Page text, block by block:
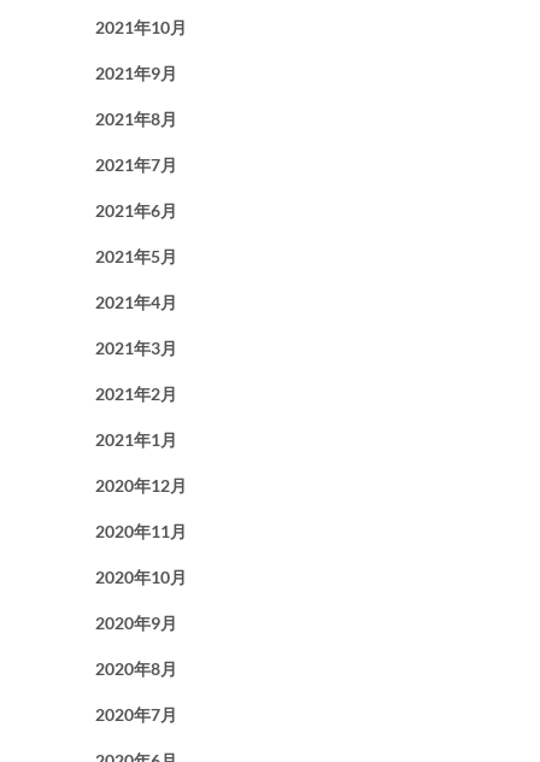
2021年10月
2021年9月
2021年8月
2021年7月
2021年6月
2021年5月
2021年4月
2021年3月
2021年2月
2021年1月
2020年12月
2020年11月
2020年10月
2020年9月
2020年8月
2020年7月